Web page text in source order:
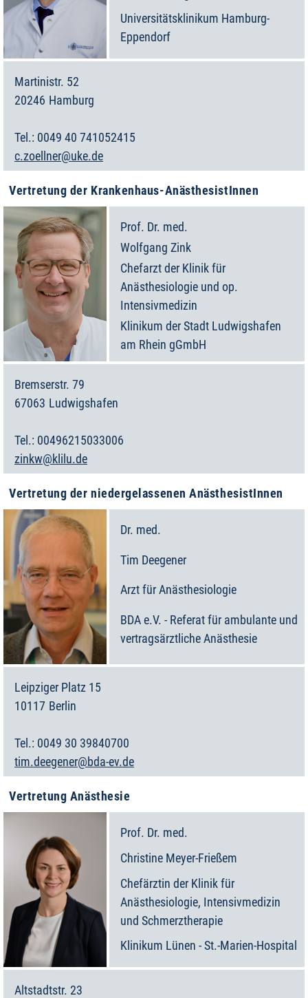
Universitätsklinikum Hamburg-
Eppendorf
Martinistr. 52
20246 Hamburg
0049 40 741052415
c.zoellner@uke.de
Vertretung der Krankenhaus-AnästhesistInnen
Prof. Dr. med.
Wolfgang Zink
Chefarzt der Klinik für
Anästhesiologie und op.
Intensivmedizin
Klinikum der Stadt Ludwigshafen
am Rhein gGmbH
Bremserstr. 79
67063 Ludwigshafen
00496215033006
zinkw@klilu.de
Vertretung der niedergelassenen AnästhesistInnen
Dr. med.
Tim Deegener
Arzt für Anästhesiologie
BDA e.V. - Referat für ambulante und
vertragsärztliche Anästhesie
Leipziger Platz 15
10117 Berlin
0049 30 39840700
tim.deegener@bda-ev.de
Vertretung Anästhesie
Prof. Dr. med.
Christine Meyer-Frießem
Chefärztin der Klinik für
Anästhesiologie, Intensivmedizin
und Schmerztherapie
Klinikum Lünen - St.-Marien-Hospital
Altstadtstr. 23